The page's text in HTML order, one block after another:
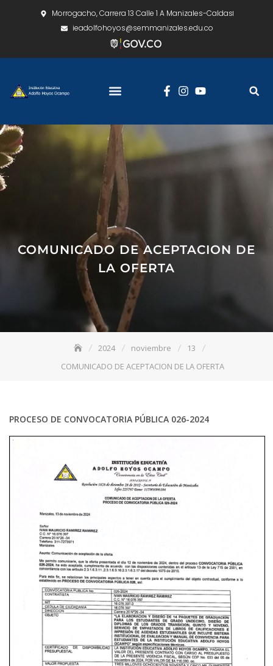
Morrogacho, Carrera 13 Calle 1 A Manizales-Caldas
ieadolfohoyos@semmanizales.edu.co
COMUNICADO DE ACEPTACION DE
LA OFERTA
2024 noviembre
13
COMUNICADO DE ACEPTACION DE LA OFERTA
PROCESO DE CONVOCATORIA PÚBLICA 026-2024